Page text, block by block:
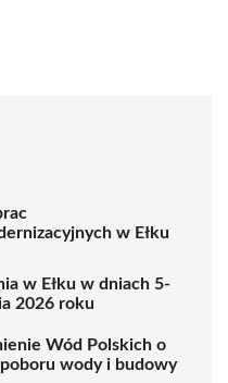
w Ełku
w Ełku w dniach 5-
2026 roku
Wód Polskich o
poboru wody i budowy